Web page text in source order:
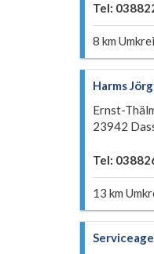
Tel:
8 km
Harms
Ernst-
23942
Tel:
13 km